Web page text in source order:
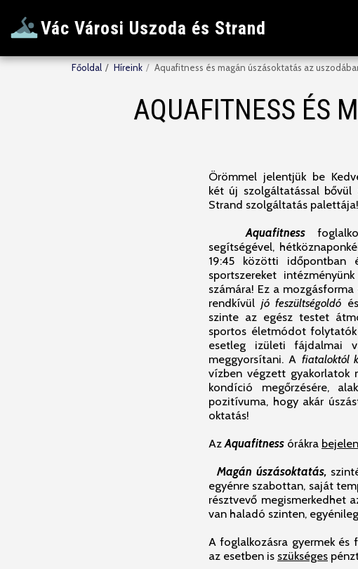
Vác Városi Uszoda és Strand
Főoldal Híreink Aquafitness és magán úszásoktatás az
AQUAFITNESS ÉS
Örömmel jelentjük be
két új szolgáltatással bővül
Strand szolgáltatás palettája!
Aquafitness
segítségével,
19:45 közötti időpontban
sportszereket
számára! Ez a
rendkívüljó feszültségoldó
szinte az egész testet
sportos életmódot
esetleg izületi fájdalmai
meggyorsítani. A fiataloktól
vízben végzett gyakorlatok
kondíció megőrzésére,
pozitívuma, hogy akár
oktatás!
Az Aquafitness órákra
Magán úszásoktatás,
egyénre szabottan, saját
résztvevő megismerkedhet
van haladó szinten,
A foglalkozásra gyermek és
az esetben is szükséges